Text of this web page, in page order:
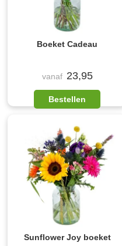
Boeket Cadeau
vanaf 23,95
Bestellen
Sunflower Joy boeket